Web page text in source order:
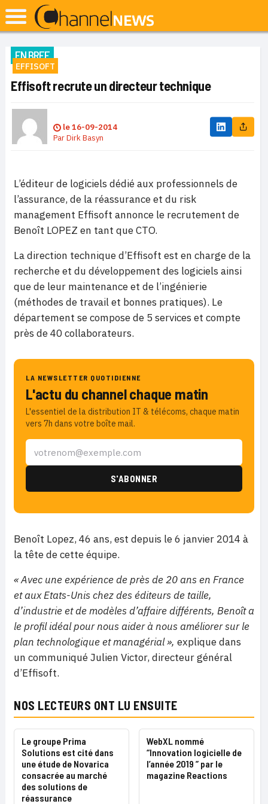
EN BREF
EFFISOFT
Effisoft recrute un directeur technique
le16-09-2014
ParDirk Basyn
L’éditeur de logiciels dédié aux professionnels de
l’assurance, de la réassurance et du risk
management Effisoft annonce le recrutement de
Benoît LOPEZ en tant que CTO.
La direction technique d’Effisoft est en charge de la
recherche et du développement des logiciels ainsi
que de leur maintenance et de l’ingénierie
(méthodes de travail et bonnes pratiques). Le
département se compose de 5 services et compte
près de 40 collaborateurs.
LA NEWSLETTER QUOTIDIENNE
L'actu du channel chaque matin
L'essentiel de la distribution IT & télécoms, chaque matin
vers 7h dans votre boîte mail.
Benoît Lopez, 46 ans, est depuis le 6 janvier 2014 à
la tête de cette équipe.
« Avec une expérience de près de 20 ans en France
et aux Etats-Unis chez des éditeurs de taille,
d’industrie et de modèles d’affaire différents, Benoît a
le profil idéal pour nous aider à nous améliorer sur le
plan technologique et managérial », explique dans
un communiqué Julien Victor, directeur général
d’Effisoft.
NOS LECTEURS ONT LU ENSUITE
Le groupe Prima
Solutions est cité dans
une étude de Novarica
consacrée au marché
des solutions de
réassurance
WebXL nommé
“Innovation logicielle de
l’année 2019 ” par le
magazine Reactions